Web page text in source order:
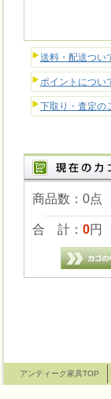
送料・配送つい
ポイントについ
下取り・査定の
商品数：0点
合 計： 0円
アンティーク家具TOP